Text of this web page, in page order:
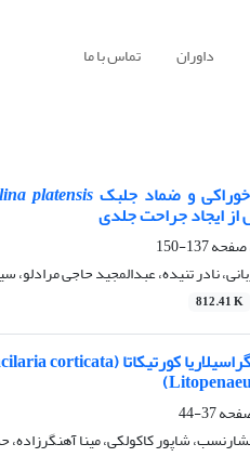
داوران تماس با ما
و ضماد جلبکplatensis
ایجاد جراحت جلدی
137-150
نادر تنیده، عبدالمجید حاجی
812.41 K
37-44
شاپور کاکولکی، مینا